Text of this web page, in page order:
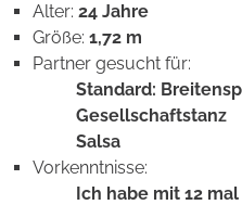
Alter: 24 Jahre
Größe: 1,72 m
Partner gesucht für:
Standard:
Gesellschaftstanz
Salsa
Vorkenntnisse:
Ich habe mit 12